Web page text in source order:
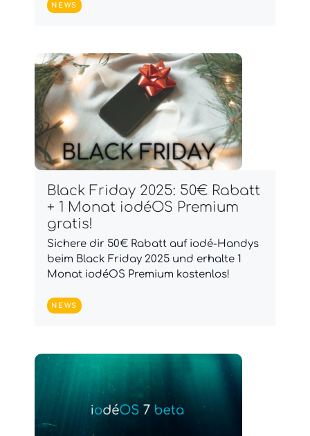
NEWS
Black Friday 2025: 50€ Rabatt
+ 1 Monat iodéOS Premium
gratis!
Sichere dir 50€ Rabatt auf iodé-Handys
beim Black Friday 2025 und erhalte 1
Monat iodéOS Premium kostenlos!
NEWS